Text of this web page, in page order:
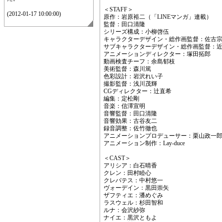
(2012-01-17 10:00:00)
＜STAFF＞
原作：岩原裕二（「LINEマンガ」連載）
監督：田口清隆
シリーズ構成：小柳啓伍
キャラクターデザイン・総作画監督：佐古
サブキャラクターデザイン・総作画監督：
アニメーションディレクター：塚田拓郎
動画検査チーフ：余島郁枝
美術監督：森川篤
色彩設計：岩沢れい子
撮影監督：浅川茂輝
CGディレクター：辻直希
編集：定松剛
音楽：信澤宣明
音響監督：田口清隆
音響効果：古谷友二
録音調整：佐竹徹也
アニメーションプロデューサー：栗山政一郎
アニメーション制作：Lay-duce
＜CAST＞
アリシア：白石晴香
クレン：田村睦心
クレバテス：中村悠一
ヴォーデイン：黒田崇矢
ザフティエ：潘めぐみ
ラスウェル：杉田智和
ルナ：会沢紗弥
ナイエ：黒沢ともよ